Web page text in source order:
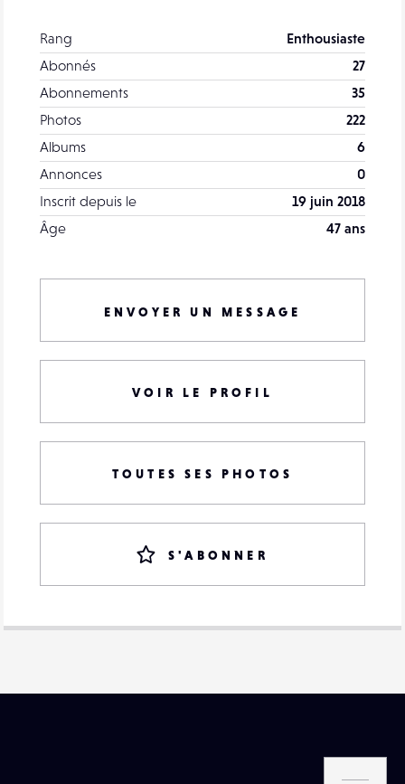
Rang
Enthousiaste
Abonnés
27
Abonnements
35
Photos
222
Albums
6
Annonces
0
Inscrit depuis le
19 juin 2018
Âge
47 ans
ENVOYER UN MESSAGE
VOIR LE PROFIL
TOUTES SES PHOTOS
S'ABONNER